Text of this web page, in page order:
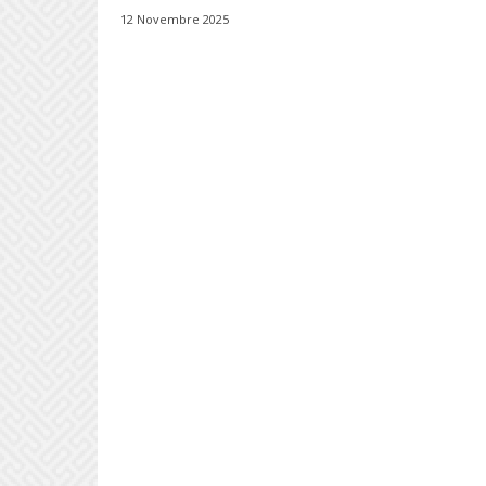
12 Novembre 2025